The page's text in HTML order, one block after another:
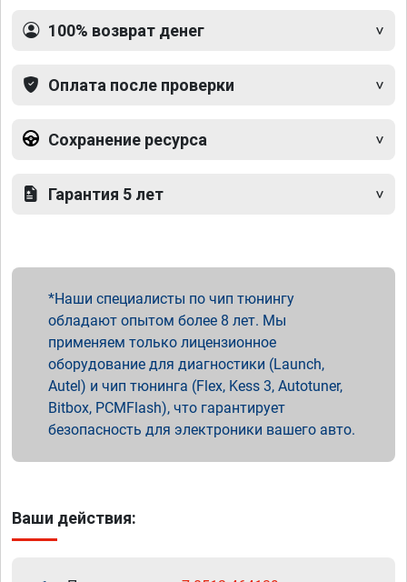
100% возврат денег
Оплата после проверки
Сохранение ресурса
Гарантия 5 лет
Наши специалисты по чип тюнингу
обладают опытом более 8 лет. Мы
применяем только лицензионное
оборудование для диагностики (Launch,
Autel) и чип тюнинга (Flex, Kess 3, Autotuner,
Bitbox, PCMFlash), что гарантирует
безопасность для электроники вашего авто.
Ваши действия: